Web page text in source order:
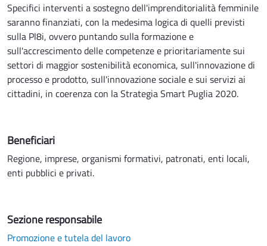
Specifici interventi a sostegno dell'imprenditorialità femminile
saranno finanziati, con la medesima logica di quelli previsti
sulla Pl8i, ovvero puntando sulla formazione e
sull'accrescimento delle competenze e prioritariamente sui
settori di maggior sostenibilità economica, sull'innovazione di
processo e prodotto, sull'innovazione sociale e sui servizi ai
cittadini, in coerenza con la Strategia Smart Puglia 2020.
Beneficiari
Regione, imprese, organismi formativi, patronati, enti locali,
enti pubblici e privati.
Sezione responsabile
Promozione e tutela del lavoro